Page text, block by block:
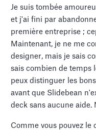
Je suis tombée
et j'ai fini par
première entreprise ;
Maintenant, je ne me
designer, mais je sais
sais combien de temps
peux distinguer les
avant que Slidebean
deck sans aucune aide.
Comme vous pouvez le